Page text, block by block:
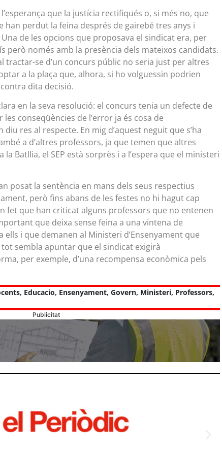
que la justícia rectifiqués o, si més no, que
perdut la feina després de gairebé tres anys i
de les opcions que proposava el sindicat era, per
però només amb la presència dels mateixos candidats.
tractar-se d’un concurs públic no seria just per altres
a la plaça que, alhora, si ho volguessin podrien
dita decisió.
en la seva resolució: el concurs tenia un defecte de
conseqüències de l’error ja és cosa de
res al respecte. En mig d’aquest neguit que s’ha
a d’altres professors, ja que temen que altres
Batllia, el SEP està sorprès i a l’espera que el ministeri
posat la sentència en mans dels seus respectius
però fins abans de les festes no hi hagut cap
fet que han criticat alguns professors que no entenen
que deixa sense feina a una vintena de
i que demanen al Ministeri d’Ensenyament que
sembla apuntar que el sindicat exigirà
per exemple, d’una recompensa econòmica pels
, Educacio, Ensenyament, Govern, Ministeri, Professors,
Publicitat